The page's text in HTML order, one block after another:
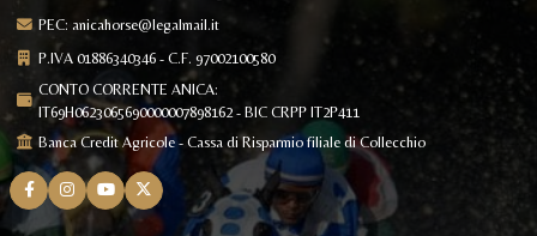
PEC: anicahorse@legalmail.it
P.IVA 01886340346 - C.F. 97002100580
CONTO CORRENTE ANICA:
IT69H0623065690000007898162 - BIC CRPP IT2P411
Banca Credit Agricole - Cassa di Risparmio filiale di Collecchio